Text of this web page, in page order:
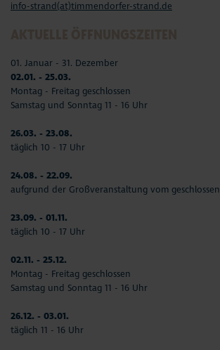
info-strand(at)timmendorfer-strand.de
01. Januar - 31. Dezember
02.01. - 25.03.
Montag - Freitag geschlossen
Samstag und Sonntag 11 - 16 Uhr
26.03. - 23.08.
täglich 10 - 17 Uhr
24.08. - 22.09.
aufgrund der Großveranstaltung vom geschlossen
23.09. - 01.11.
täglich 10 - 17 Uhr
02.11. - 25.12.
Montag - Freitag geschlossen
Samstag und Sonntag 11 - 16 Uhr
26.12. - 03.01.
täglich 11 - 16 Uhr